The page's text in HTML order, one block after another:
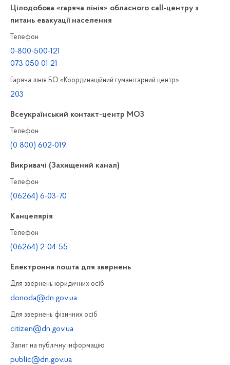
Цілодобова «гаряча лінія» обласного call-центру з
питань евакуації населення
Телефон
0-800-500-121
073 050 01 21
Гаряча лінія БО «Координаційний гуманітарний центр»
203
Всеукраїнський контакт-центр МОЗ
Телефон
(0 800) 602-019
Викривачі (Захищений канал)
Телефон
(06264) 6-03-70
Канцелярiя
Телефон
(06264) 2-04-55
Електронна пошта для звернень
Для звернень юридичних осiб
donoda@dn.gov.ua
Для звернень фізичних осiб
citizen@dn.gov.ua
Запит на публiчну інформацiю
public@dn.gov.ua